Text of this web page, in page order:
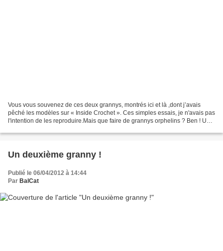
Vous vous souvenez de ces deux grannys, montrés ici et là ,dont j’avais
pêché les modèles sur « Inside Crochet ». Ces simples essais, je n'avais pas
l'intention de les reproduire.Mais que faire de grannys orphelins ? Ben ! Un
Un deuxième granny !
Publié le 06/04/2012 à 14:44
Par BalCat